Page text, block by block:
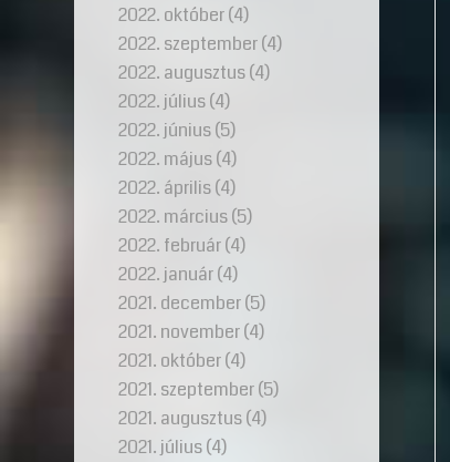
2022. október(4)
2022. szeptember(4)
2022. augusztus(4)
2022. július(4)
2022. június(5)
2022. május(4)
2022. április(4)
2022. március(5)
2022. február(4)
2022. január(4)
2021. december(5)
2021. november(4)
2021. október(4)
2021. szeptember(5)
2021. augusztus(4)
2021. július(4)